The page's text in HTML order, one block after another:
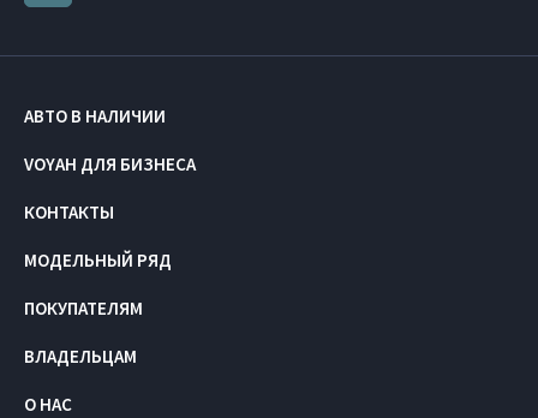
АВТО В НАЛИЧИИ
VOYAH ДЛЯ БИЗНЕСА
КОНТАКТЫ
МОДЕЛЬНЫЙ РЯД
ПОКУПАТЕЛЯМ
ВЛАДЕЛЬЦАМ
О НАС